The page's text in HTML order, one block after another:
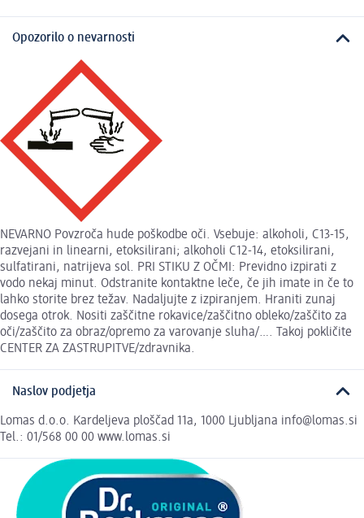
Opozorilo o nevarnosti
NEVARNO Povzroča hude poškodbe oči. Vsebuje: alkoholi, C13-15,
razvejani in linearni, etoksilirani; alkoholi C12-14, etoksilirani,
sulfatirani, natrijeva sol. PRI STIKU Z OČMI: Previdno izpirati z
vodo nekaj minut. Odstranite kontaktne leče, če jih imate in če to
lahko storite brez težav. Nadaljujte z izpiranjem. Hraniti zunaj
dosega otrok. Nositi zaščitne rokavice/zaščitno obleko/zaščito za
oči/zaščito za obraz/opremo za varovanje sluha/…. Takoj pokličite
CENTER ZA ZASTRUPITVE/zdravnika.
Naslov podjetja
Lomas d.o.o. Kardeljeva ploščad 11a, 1000 Ljubljana info@lomas.si
Tel.: 01/568 00 00 www.lomas.si